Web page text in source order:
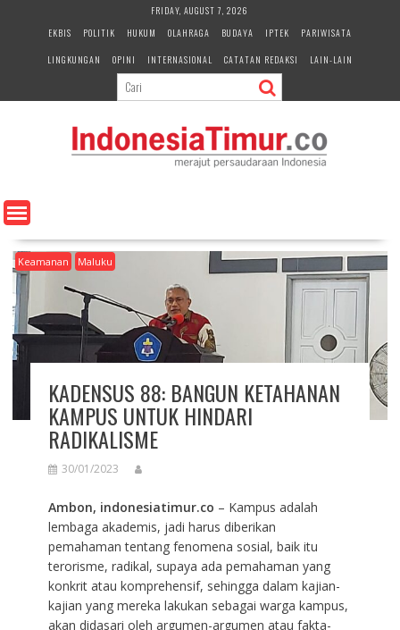
e
n
FRIDAY, AUGUST 7, 2026
EKBIS
POLITIK HUKUM OLAHRAGA BUDAYA IPTEK
PARIWISATA
LINGKUNGAN
OPINI INTERNASIONAL CATATAN REDAKSI LAIN-LAIN
Keamanan Maluku
KADENSUS 88: BANGUN KETAHANAN
KAMPUS UNTUK HINDARI
RADIKALISME
30/01/2023
Ambon, indonesiatimur.co – Kampus adalah
lembaga akademis, jadi harus diberikan
pemahaman tentang fenomena sosial, baik itu
terorisme, radikal, supaya ada pemahaman yang
konkrit atau komprehensif, sehingga dalam kajian-
kajian yang mereka lakukan sebagai warga kampus,
akan didasari oleh argumen-argumen atau fakta-